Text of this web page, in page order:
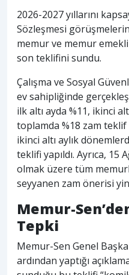
2026-2027 yıllarını
Sözleşmesi
memur ve memur
son teklifini sundu.
Çalışma ve Sosyal
ev sahipliğinde
ilk altı ayda %11, ikinci
toplamda %18 zam teklif
ikinci altı aylık
teklifi yapıldı. Ayrıca, 15
olmak üzere tüm
seyyanen zam önerisi
Memur-
Tepki
Memur-Sen Genel
ardından yaptığı